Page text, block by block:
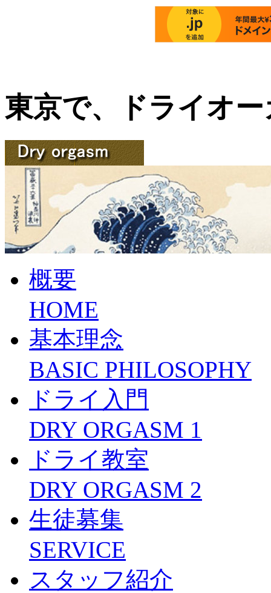
東京で、ドライオ
概要
HOME
基本理念
BASIC PHILOSOPHY
ドライ入門
DRY ORGASM 1
ドライ教室
DRY ORGASM 2
生徒募集
SERVICE
スタッフ紹介